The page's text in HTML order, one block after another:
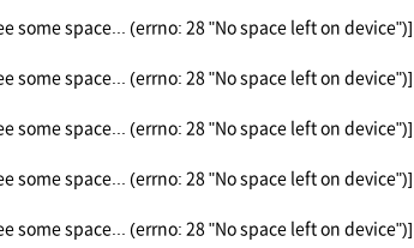
some space... (errno: 28 "No space left on device")]
some space... (errno: 28 "No space left on device")]
some space... (errno: 28 "No space left on device")]
some space... (errno: 28 "No space left on device")]
some space... (errno: 28 "No space left on device")]